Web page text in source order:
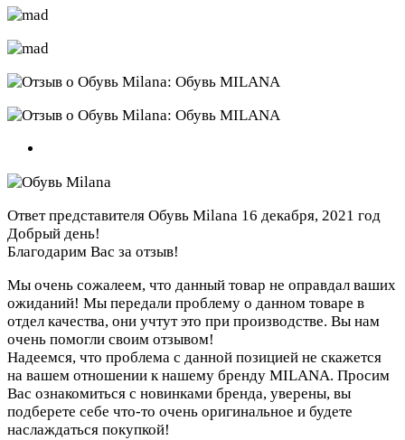
Ответ представителя Обувь Milana 16 декабря, 2021 год
Добрый день!
Благодарим Вас за отзыв!
Мы очень сожалеем, что данный товар не оправдал ваших
ожиданий! Мы передали проблему о данном товаре в
отдел качества, они учтут это при производстве. Вы нам
очень помогли своим отзывом!
Надеемся, что проблема с данной позицией не скажется
на вашем отношении к нашему бренду MILANA. Просим
Вас ознакомиться с новинками бренда, уверены, вы
подберете себе что-то очень оригинальное и будете
наслаждаться покупкой!